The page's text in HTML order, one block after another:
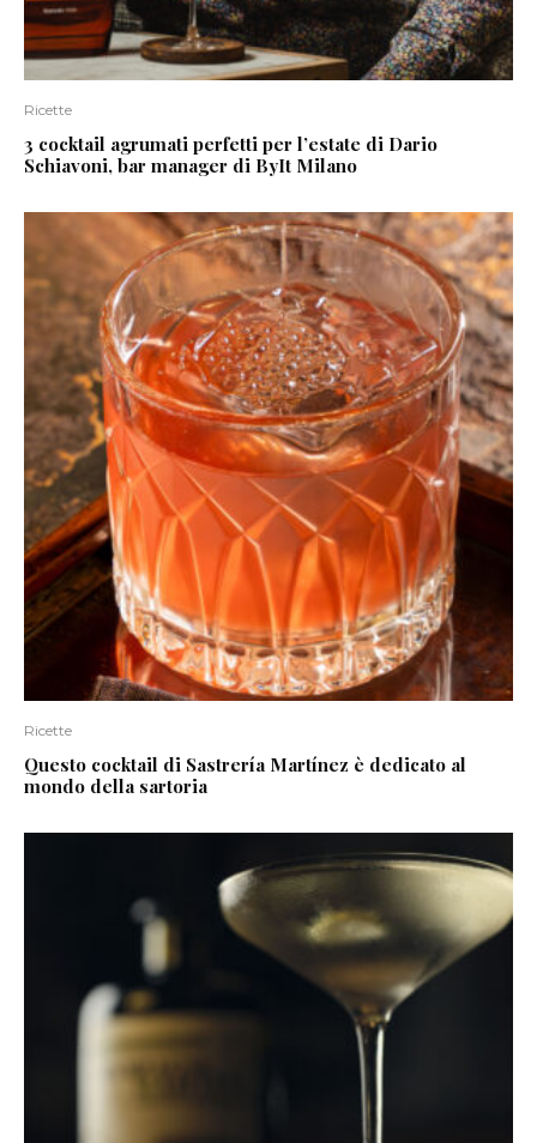
Ricette
3 cocktail agrumati perfetti per l’estate di Dario
Schiavoni, bar manager di ByIt Milano
Ricette
Questo cocktail di Sastrería Martínez è dedicato al
mondo della sartoria